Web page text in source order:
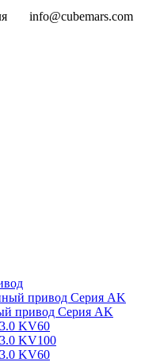
info@cubemars.com
привод Серия AK
KV60
KV100
KV60